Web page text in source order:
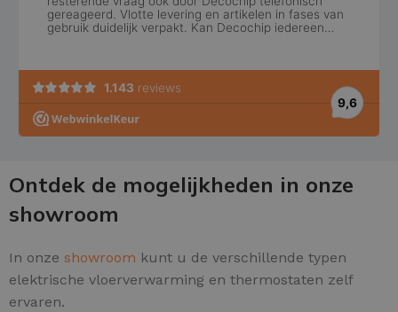
Ontdek de mogelijkheden in onze
showroom
In onze showroom kunt u de verschillende typen
elektrische vloerverwarming en thermostaten zelf
ervaren.